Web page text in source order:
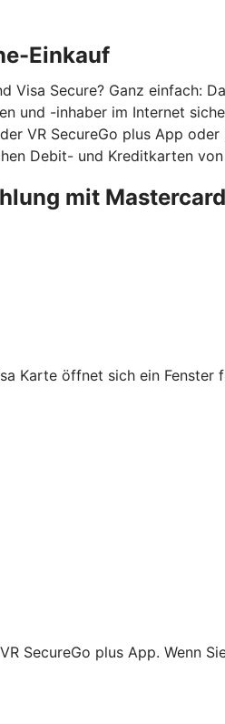
Einkauf
Visa Secure? Ganz einfach:
und -inhaber im Internet
VR SecureGo plus App
Debit- und Kreditkarten
mit
Karte öffnet sich ein
SecureGo plus App. Wenn